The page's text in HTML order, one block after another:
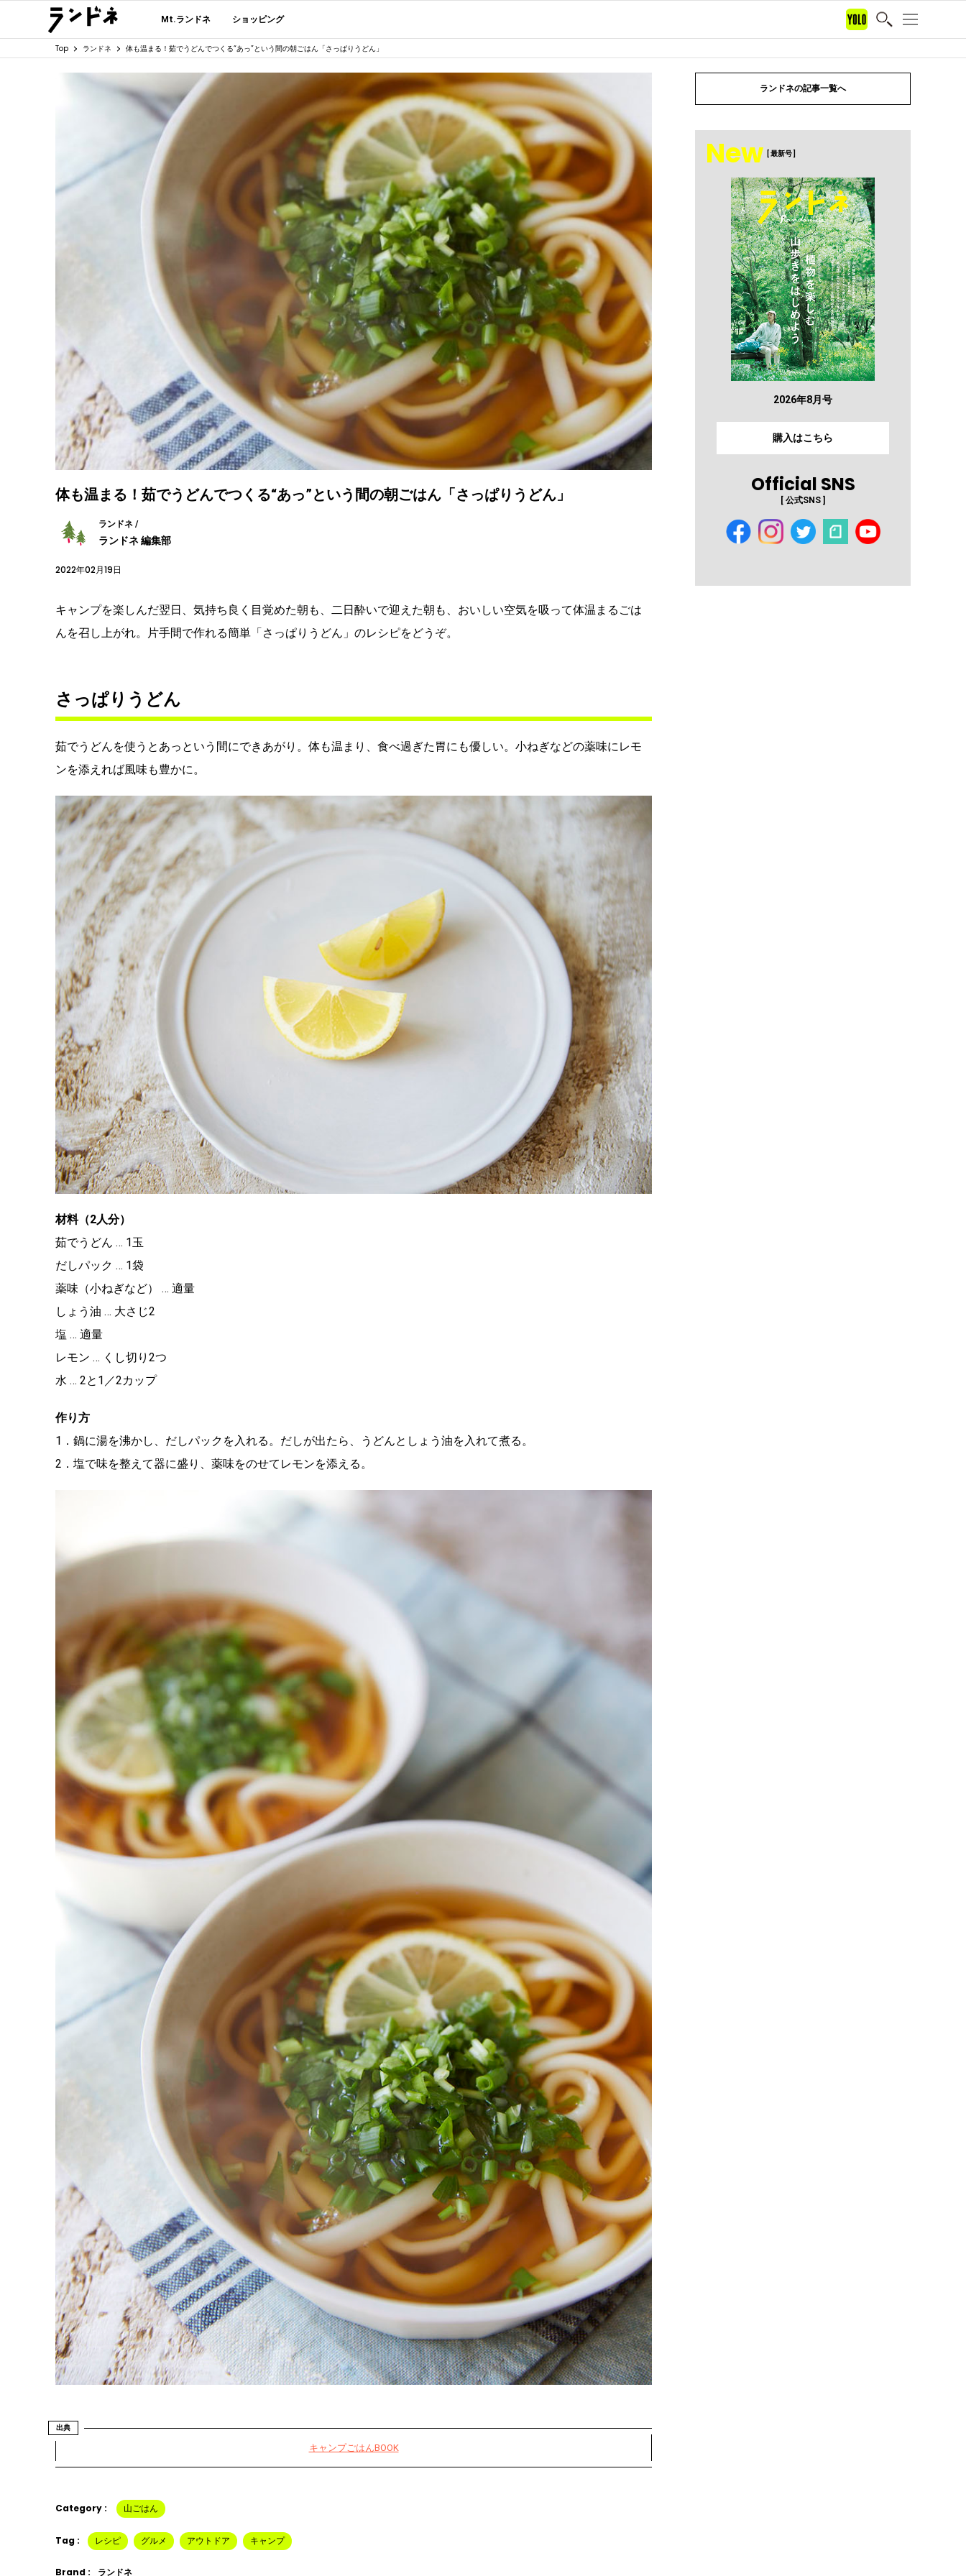
Mt.ランドネ ショッピング
Top ランドネ 体も温まる！茹でうどんでつくる“あっ”という間の朝ごはん「さっぱりうどん」
体も温まる！茹でうどんでつくる“あっ”という間の朝ごはん「さっぱりうどん」
ランドネ /
ランドネ 編集部
2022年02月19日
キャンプを楽しんだ翌日、気持ち良く目覚めた朝も、二日酔いで迎えた朝も、おいしい空気を吸って体温まるごは
んを召し上がれ。片手間で作れる簡単「さっぱりうどん」のレシピをどうぞ。
さっぱりうどん
茹でうどんを使うとあっという間にできあがり。体も温まり、食べ過ぎた胃にも優しい。小ねぎなどの薬味にレモ
ンを添えれば風味も豊かに。
材料（2人分）
茹でうどん … 1玉
だしパック … 1袋
薬味（小ねぎなど） … 適量
しょう油 … 大さじ2
塩 … 適量
レモン … くし切り2つ
水 … 2と1／2カップ
作り方
1．鍋に湯を沸かし、だしパックを入れる。だしが出たら、うどんとしょう油を入れて煮る。
2．塩で味を整えて器に盛り、薬味をのせてレモンを添える。
出典
キャンプごはんBOOK
Category : 山ごはん
Tag : レシピ グルメ アウトドア キャンプ
Brand : ランドネ
ランドネの記事一覧へ
New [ 最新号 ]
2026年8月号
購入はこちら
Official SNS
[ 公式SNS ]